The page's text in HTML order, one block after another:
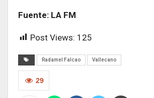
Fuente: LA FM
Post Views: 125
Radamel Falcao Vallecano
29